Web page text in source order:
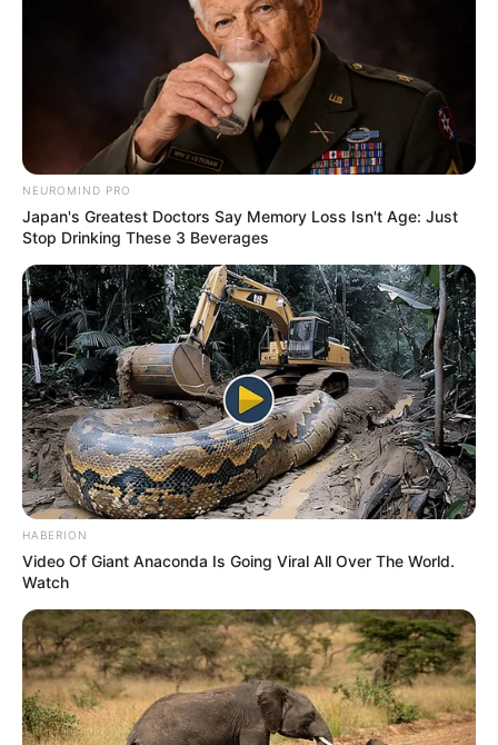
ΣΠΑΜΕ ΤΟ ΜΑΤΡΙΞ – ΤΟ ΒΙΒΛΙΟ
NEUROMIND PRO
Japan's Greatest Doctors Say Memory Loss Isn't Age: Just
Stop Drinking These 3 Beverages
HABERION
Video Of Giant Anaconda Is Going Viral All Over The World.
Watch